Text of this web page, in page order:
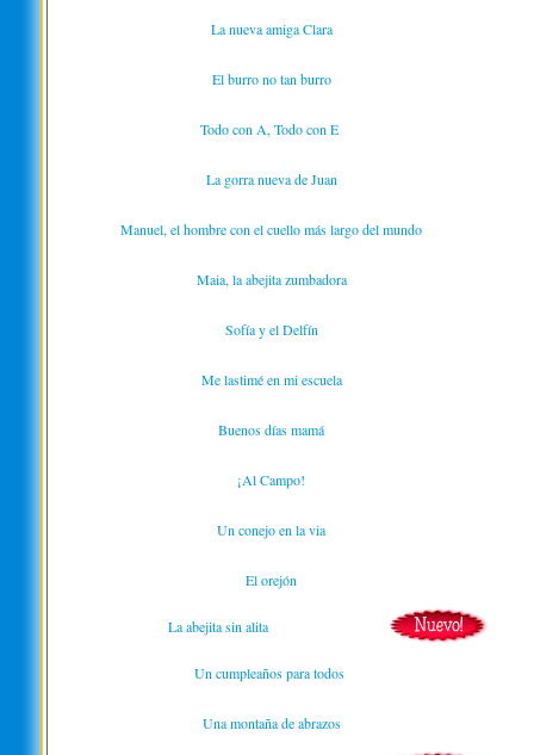
La nueva amiga Clara
El burro no tan burro
Todo con A, Todo con E
La gorra nueva de Juan
Manuel, el hombre con el cuello más largo del mundo
Maia, la abejita zumbadora
Sofía y el Delfín
Me lastimé en mi escuela
Buenos días mamá
¡Al Campo!
Un conejo en la via
El orejón
La abejita sin alita
Un cumpleaños para todos
Una montaña de abrazos